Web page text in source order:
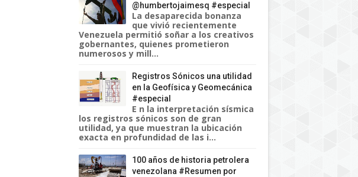
@humbertojaimesq #especial
La desaparecida bonanza
que vivió recientemente
Venezuela permitió soñar a los creativos
gobernantes, quienes prometieron
numerosos y mill...
Registros Sónicos una utilidad
en la Geofísica y Geomecánica
#especial
E n la interpretación sísmica
los registros sónicos son de gran
utilidad, ya que muestran la ubicación
exacta en profundidad de las i...
100 años de historia petrolera
venezolana #Resumen por